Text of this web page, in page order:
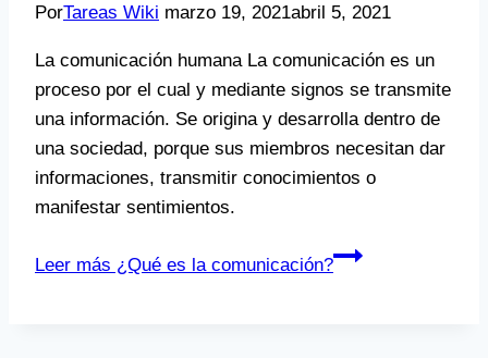
PorTareas Wiki marzo 19, 2021abril 5, 2021
La comunicación humana La comunicación es un
proceso por el cual y mediante signos se transmite
una información. Se origina y desarrolla dentro de
una sociedad, porque sus miembros necesitan dar
informaciones, transmitir conocimientos o
manifestar sentimientos.
Leer más ¿Qué es la comunicación?